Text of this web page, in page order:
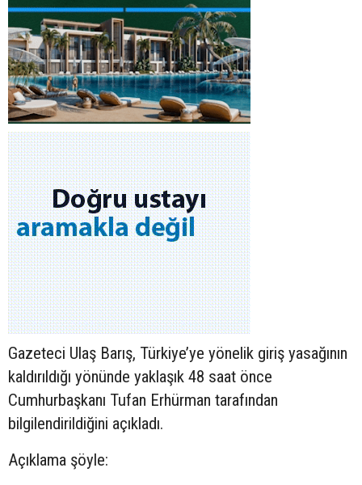
Gazeteci Ulaş Barış, Türkiye’ye yönelik giriş yasağının
kaldırıldığı yönünde yaklaşık 48 saat önce
Cumhurbaşkanı Tufan Erhürman tarafından
bilgilendirildiğini açıkladı.
Açıklama şöyle: